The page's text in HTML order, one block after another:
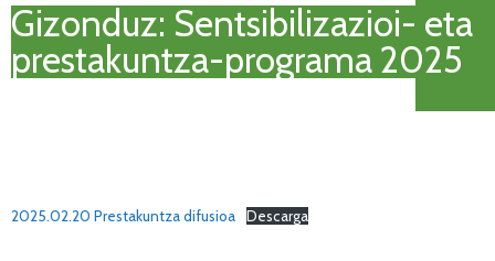
Gizonduz: Sentsibilizazioi- eta
prestakuntza-programa 2025
2025.02.20 Prestakuntza difusioa Descarga